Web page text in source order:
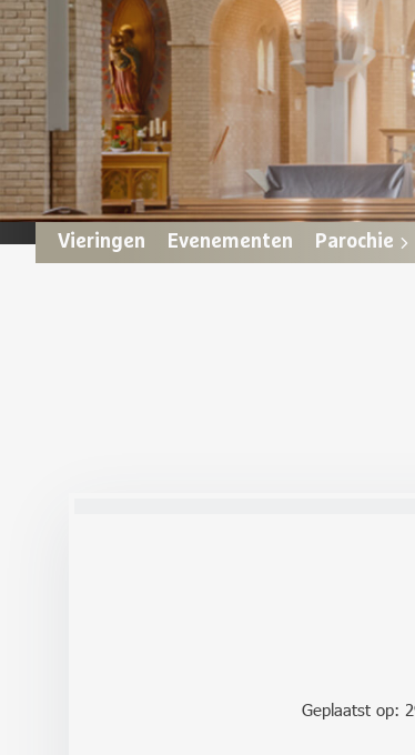
Vieringen Evenementen Parochie
Geplaatst op: